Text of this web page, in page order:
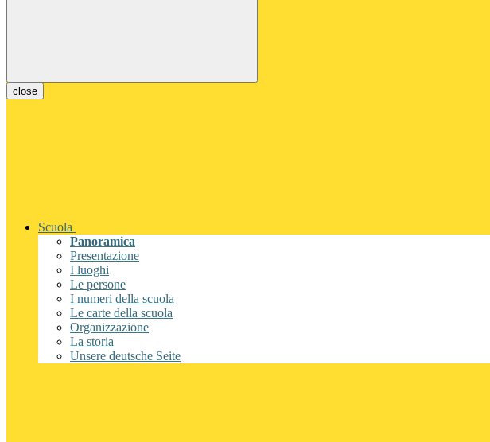
close
Scuola
Panoramica
Presentazione
I luoghi
Le persone
I numeri della scuola
Le carte della scuola
Organizzazione
La storia
Unsere deutsche Seite